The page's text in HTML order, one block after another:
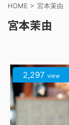
HOME > 宮本茉由
宮本茉由
2,297 view